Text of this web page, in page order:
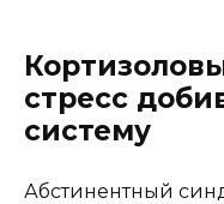
стресс
систему
Абстинентный